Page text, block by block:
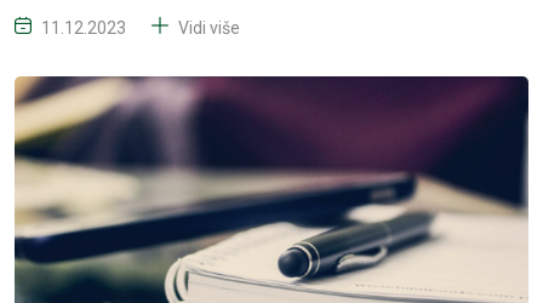
11.12.2023 Vidi više